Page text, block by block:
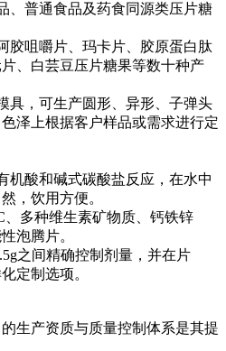
、普通食品及药食同源类压片糖
胶咀嚼片、玛卡片、胶原蛋白肽
、白芸豆压片糖果等数十种产
具，可生产圆形、异形、子弹头
泽上根据客户样品或需求进行定
酸和碱式碳酸盐反应，在水中
，饮用方便。
多种维生素矿物质、钙铁锌
泡腾片。
之间精确控制剂量，并在片
定制选项。
生产资质与质量控制体系是其提